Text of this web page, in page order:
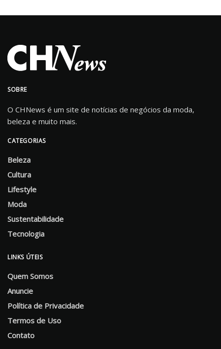
SOBRE
O CHNews é um site de notícias de negócios da moda,
beleza e muito mais.
CATEGORIAS
Beleza
Cultura
Lifestyle
Moda
Sustentabilidade
Tecnologia
LINKS ÚTEIS
Quem Somos
Anuncie
Política de Privacidade
Termos de Uso
Contato